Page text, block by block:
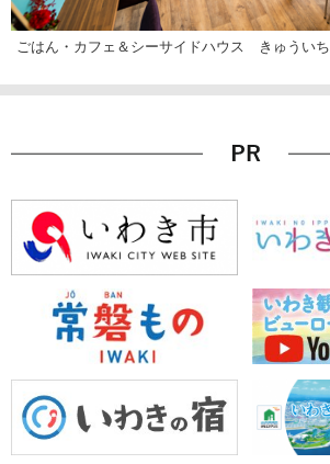
ごはん・カフェ＆シーサイドハウス きゅういち